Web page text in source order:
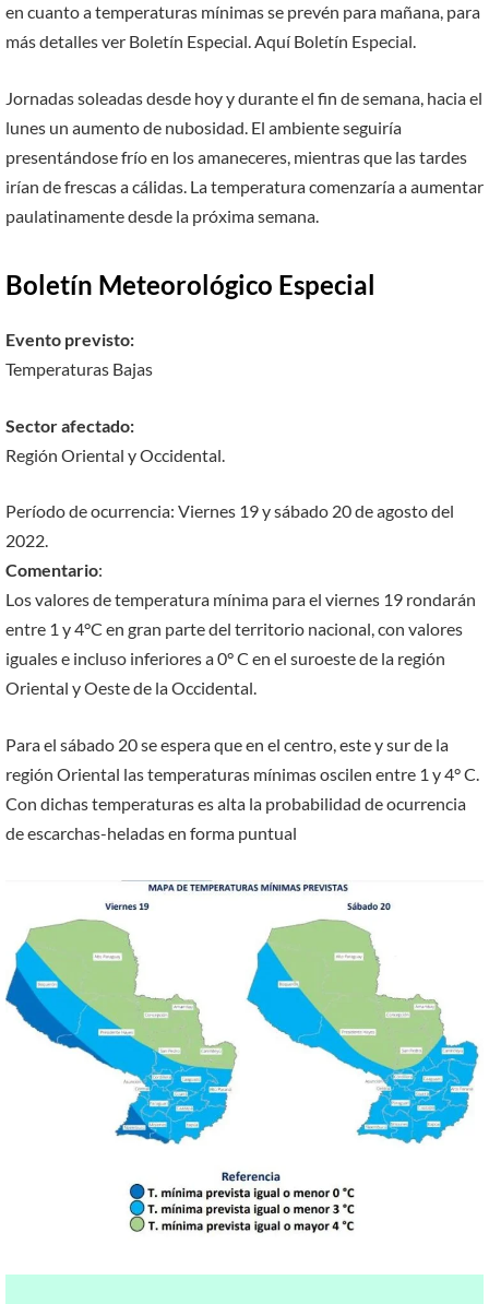
en cuanto a temperaturas mínimas se prevén para mañana, para
más detalles ver Boletín Especial. Aquí Boletín Especial.
Jornadas soleadas desde hoy y durante el fin de semana, hacia el
lunes un aumento de nubosidad. El ambiente seguiría
presentándose frío en los amaneceres, mientras que las tardes
irían de frescas a cálidas. La temperatura comenzaría a aumentar
paulatinamente desde la próxima semana.
Boletín Meteorológico Especial
Evento previsto:
Temperaturas Bajas
Sector afectado:
Región Oriental y Occidental.
Período de ocurrencia: Viernes 19 y sábado 20 de agosto del
2022.
Comentario:
Los valores de temperatura mínima para el viernes 19 rondarán
entre 1 y 4°C en gran parte del territorio nacional, con valores
iguales e incluso inferiores a 0° C en el suroeste de la región
Oriental y Oeste de la Occidental.
Para el sábado 20 se espera que en el centro, este y sur de la
región Oriental las temperaturas mínimas oscilen entre 1 y 4° C.
Con dichas temperaturas es alta la probabilidad de ocurrencia
de escarchas-heladas en forma puntual